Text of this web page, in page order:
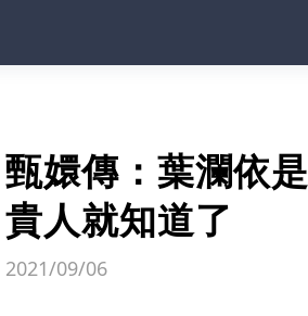
甄嬛傳：葉瀾依
貴人就知道了
2021/09/06